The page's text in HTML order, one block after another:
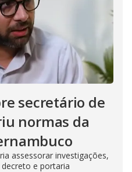
secretário de
normas da
assessorar investigações,
e portaria